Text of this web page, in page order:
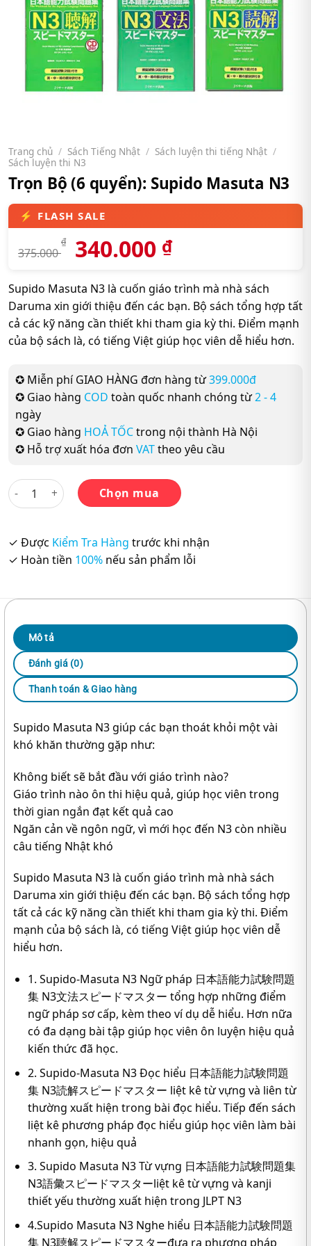
Trang chủ / Sách Tiếng Nhật / Sách luyện thi tiếng Nhật /
Sách luyện thi N3
Trọn Bộ (6 quyển): Supido Masuta N3
375.000
₫ 340.000 ₫
Supido Masuta N3 là cuốn giáo trình mà nhà sách
Daruma xin giới thiệu đến các bạn. Bộ sách tổng hợp tất
cả các kỹ năng cần thiết khi tham gia kỳ thi. Điểm mạnh
của bộ sách là, có tiếng Việt giúp học viên dễ hiểu hơn.
✪ Miễn phí GIAO HÀNG đơn hàng từ399.000đ
✪ Giao hàng COD toàn quốc nhanh chóng từ2 - 4
ngày
✪ Giao hàng HOẢ TỐCtrong nội thành Hà Nội
✪ Hỗ trợ xuất hóa đơn VATtheo yêu cầu
Trọn Bộ (6 quyển): Supido Masuta N3 số lượng
Chọn mua
✓ Được Kiểm Tra Hàng trước khi nhận
✓ Hoàn tiền 100% nếu sản phẩm lỗi
Mô tả
Đánh giá (0)
Thanh toán & Giao hàng
Supido Masuta N3 giúp các bạn thoát khỏi một vài
khó khăn thường gặp như:
Không biết sẽ bắt đầu với giáo trình nào?
Giáo trình nào ôn thi hiệu quả, giúp học viên trong
thời gian ngắn đạt kết quả cao
Ngăn cản về ngôn ngữ, vì mới học đến N3 còn nhiều
câu tiếng Nhật khó
Supido Masuta N3 là cuốn giáo trình mà nhà sách
Daruma xin giới thiệu đến các bạn. Bộ sách tổng hợp
tất cả các kỹ năng cần thiết khi tham gia kỳ thi. Điểm
mạnh của bộ sách là, có tiếng Việt giúp học viên dễ
hiểu hơn.
1. Supido-Masuta N3 Ngữ pháp 日本語能力試験問題
集 N3文法スピードマスター tổng hợp những điểm
ngữ pháp sơ cấp, kèm theo ví dụ dễ hiểu. Hơn nữa
có đa dạng bài tập giúp học viên ôn luyện hiệu quả
kiến thức đã học.
2. Supido-Masuta N3 Đọc hiểu 日本語能力試験問題
集 N3読解スピードマスター liệt kê từ vựng và liên từ
thường xuất hiện trong bài đọc hiểu. Tiếp đến sách
liệt kê phương pháp đọc hiểu giúp học viên làm bài
nhanh gọn, hiệu quả
3. Supido Masuta N3 Từ vựng 日本語能力試験問題集
N3語彙スピードマスターliệt kê từ vựng và kanji
thiết yếu thường xuất hiện trong JLPT N3
4.Supido Masuta N3 Nghe hiểu 日本語能力試験問題
集 N3聴解スピードマスターđưa ra phương pháp